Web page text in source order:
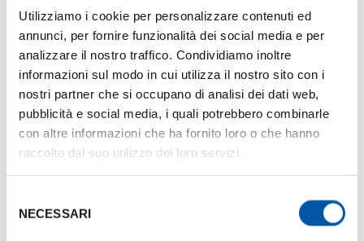
Utilizziamo i cookie per personalizzare contenuti ed
annunci, per fornire funzionalità dei social media e per
analizzare il nostro traffico. Condividiamo inoltre
informazioni sul modo in cui utilizza il nostro sito con i
nostri partner che si occupano di analisi dei dati web,
pubblicità e social media, i quali potrebbero combinarle
con altre informazioni che ha fornito loro o che hanno
raccolto dal suo utilizzo dei loro servizi.
delNECESSARI
Documenti
Scheda Presentazione Momeda Eventi
Dimensione:493.58 Kb
Servizi
Segreteria organizzativa, assistenza logistica,